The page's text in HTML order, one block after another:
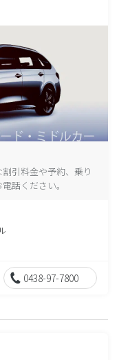
引料金や予約、乗り
話ください。
0438-97-7800